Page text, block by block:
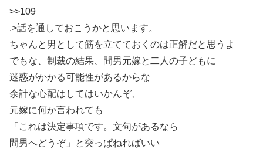
>>109
.>話を通しておこうかと思います。
ちゃんと男として筋を立てておくのは正解だと思うよ
でもな、制裁の結果、間男元嫁と二人の子どもに
迷惑がかかる可能性があるからな
余計な心配はしてはいかんぞ、
元嫁に何か言われても
「これは決定事項です。文句があるなら
間男へどうぞ」と突っぱねればいい